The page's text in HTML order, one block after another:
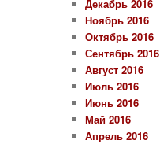
Декабрь 2016
Ноябрь 2016
Октябрь 2016
Сентябрь 2016
Август 2016
Июль 2016
Июнь 2016
Май 2016
Апрель 2016